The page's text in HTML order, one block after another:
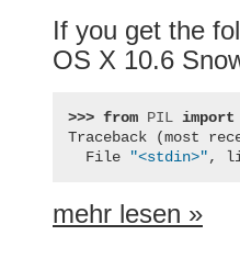
If you get the
OS X 10.6
>>> from PIL import
Traceback
(most
File
"<stdin>",
mehr lesen »